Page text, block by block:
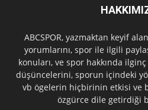
ABCSPOR, yazmaktan keyif
yorumlarını, spor ile ilgili
konuları, ve spor hakkında
düşüncelerini, sporun içindeki
vb ögelerin hiçbirinin etkisi ve
özgürce dile getirdiği